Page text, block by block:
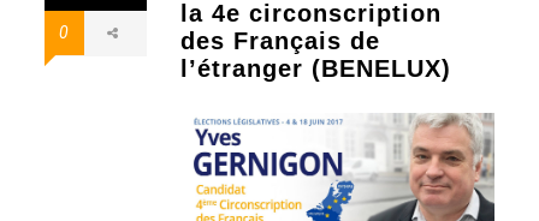
0
la 4e circonscription
des Français de
l’étranger (BENELUX)